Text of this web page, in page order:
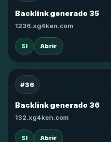
Backlink generado 35
1236.xg4ken.com
SI Abrir
#36
Backlink generado 36
132.xg4ken.com
SI Abrir